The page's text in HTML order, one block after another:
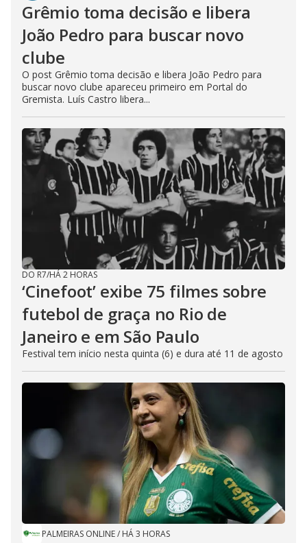
Grêmio toma decisão e libera
João Pedro para buscar novo
clube
O post Grêmio toma decisão e libera João Pedro para
buscar novo clube apareceu primeiro em Portal do
Gremista. Luís Castro libera...
DO R7/HÁ 2 HORAS
‘Cinefoot’ exibe 75 filmes sobre
futebol de graça no Rio de
Janeiro e em São Paulo
Festival tem início nesta quinta (6) e dura até 11 de agosto
PALMEIRAS ONLINE/ HÁ 3 HORAS